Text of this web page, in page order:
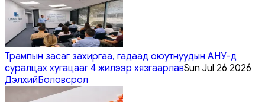
Трампын засаг захиргаа, гадаад оюутнуудын АНУ-д
суралцах хугацааг 4 жилээр хязгаарлавSun Jul 26 2026
ДэлхийБоловсрол